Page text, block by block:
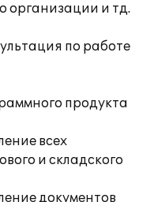
организации и тд.
по работе
продукта
всех
и складского
документов